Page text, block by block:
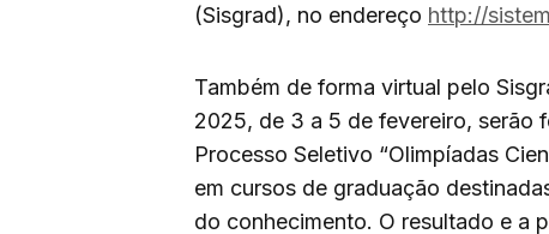
(Sisgrad), no endereço http://
Também de forma virtual pelo
2025, de 3 a 5 de fevereiro, serão
Processo Seletivo “Olimpíadas
em cursos de graduação
do conhecimento. O resultado e a